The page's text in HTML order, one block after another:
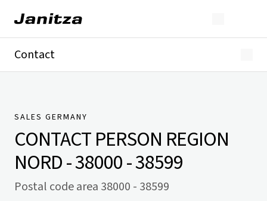
Contact
Presse
SALES GERMANY
CONTACT PERSON REGION
NORD - 38000 - 38599
Postal code area 38000 - 38599